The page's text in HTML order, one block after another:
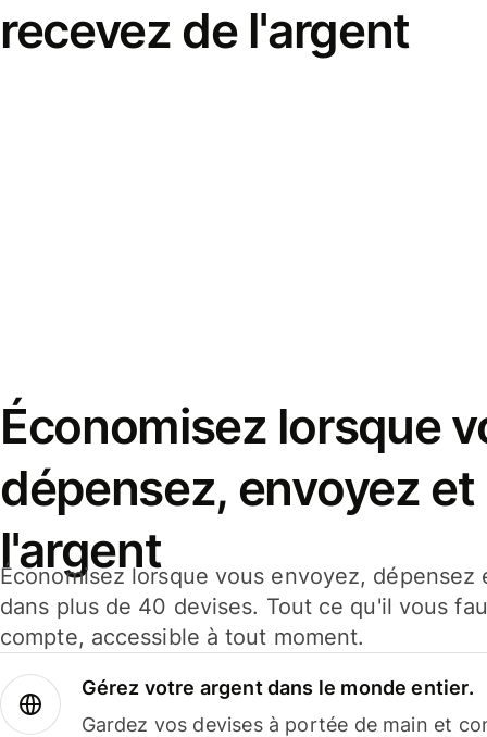
recevez de l'argent
Économisez lorsque
dépensez, envoyez
l'argent
Économisez lorsque vous envoyez,
dans plus de 40 devises. Tout ce qu'il vous
compte, accessible à tout moment.
Gérez votre argent dans le monde entier.
Gardez vos devises à portée de main et